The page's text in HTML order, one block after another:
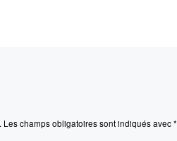
Les champs obligatoires sont indiqués avec*